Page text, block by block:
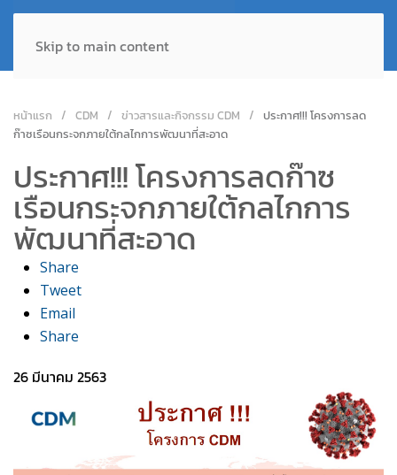
Skip to main content
หน้าแรก CDM ข่าวสารและกิจกรรม CDM
ประกาศ!!! โครงการลด
ก๊าซเรือนกระจกภายใต้กลไกการพัฒนาที่สะอาด
ประกาศ!!! โครงการลดก๊าซ
เรือนกระจกภายใต้กลไกการ
พัฒนาที่สะอาด
Share
Tweet
Email
Share
26 มีนาคม 2563